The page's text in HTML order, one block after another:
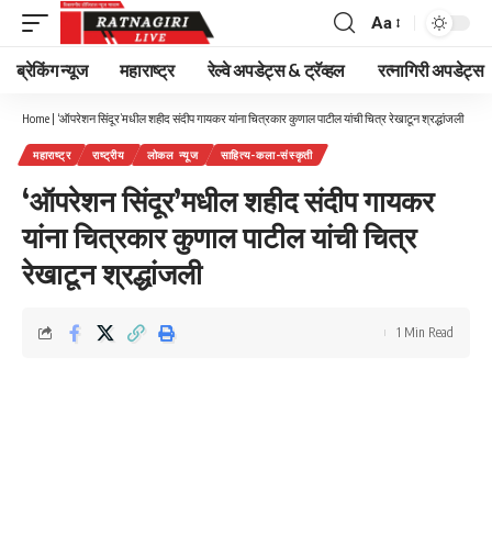
Font
Resizer
Aa
ब्रेकिंग न्यूज महाराष्ट्र रेल्वे अपडेट्स & ट्रॅव्हल रत्नागिरी अपडेट्स
Home | ‘ऑपरेशन सिंदूर’मधील शहीद संदीप गायकर यांना चित्रकार कुणाल पाटील यांची चित्र रेखाटून श्रद्धांजली
महाराष्ट्र राष्ट्रीय लोकल न्यूज साहित्य-कला-संस्कृती
‘ऑपरेशन सिंदूर’मधील शहीद संदीप गायकर
यांना चित्रकार कुणाल पाटील यांची चित्र
रेखाटून श्रद्धांजली
1 Min Read